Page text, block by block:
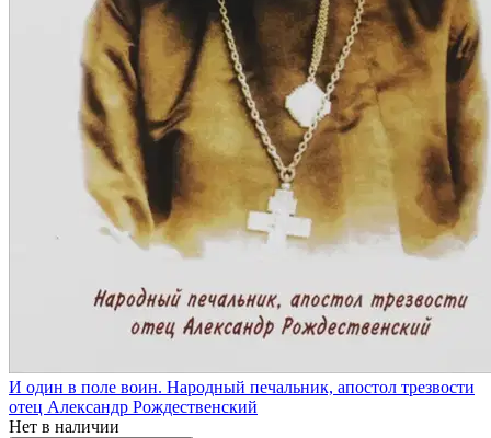
И один в поле воин. Народный печальник, апостол трезвости
отец Александр Рождественский
Нет в наличии